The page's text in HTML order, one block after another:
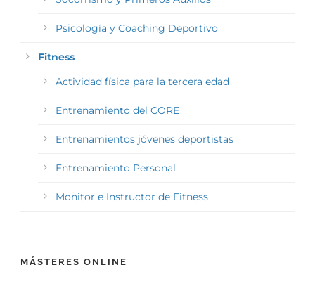
Psicología y Coaching Deportivo
Fitness
Actividad física para la tercera edad
Entrenamiento del CORE
Entrenamientos jóvenes deportistas
Entrenamiento Personal
Monitor e Instructor de Fitness
MÁSTERES ONLINE